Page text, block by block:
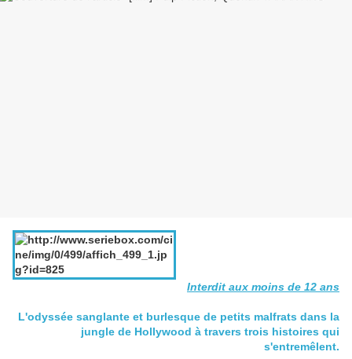
Interdit aux moins de 12 ans
L'odyssée sanglante et burlesque de petits malfrats dans la
jungle de Hollywood à travers trois histoires qui
s'entremêlent.